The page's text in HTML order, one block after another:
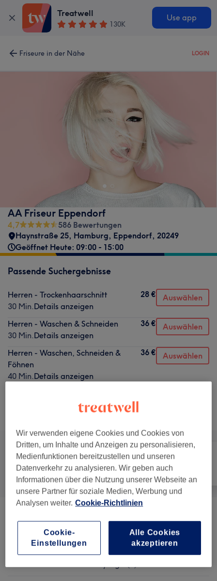
Treatwell
130K
Use app
Friseure in der Nähe LOGIN
AA Friseur Eppendorf
4,7
586 Bewertungen
Haynstraße 25, Hamburg, Eppendorf, 20249
Geöffnet Heute: 09:00 - 15:00
Passende Suchergebnisse
Herren - Trockenhaarschnitt
30 Min.Details anzeigen
28 € Auswählen
Herren - Waschen & Schneiden
30 Min.Details anzeigen
36 € Auswählen
Herren - Waschen, Schneiden &
Föhnen
40 Min.Details anzeigen
36 € Auswählen
Nicht gefunden wonach du gesucht hast?
Alle Friseur
Damen - Farbe & Coloration ab 70 €
Wir verwenden eigene Cookies und Cookies von
Dritten, um Inhalte und Anzeigen zu personalisieren,
Medienfunktionen bereitzustellen und unseren
Datenverkehr zu analysieren. Wir geben auch
Informationen über die Nutzung unserer Webseite an
unsere Partner für soziale Medien, Werbung und
Analysen weiter. Cookie-Richtlinien
Cookie-
Einstellungen
Alle Cookies
akzeptieren